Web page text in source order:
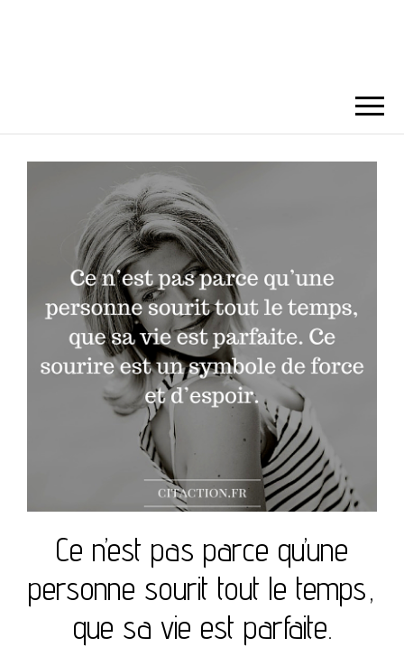
Ce n’est pas parce qu’une
personne sourit tout le temps,
que sa vie est parfaite.